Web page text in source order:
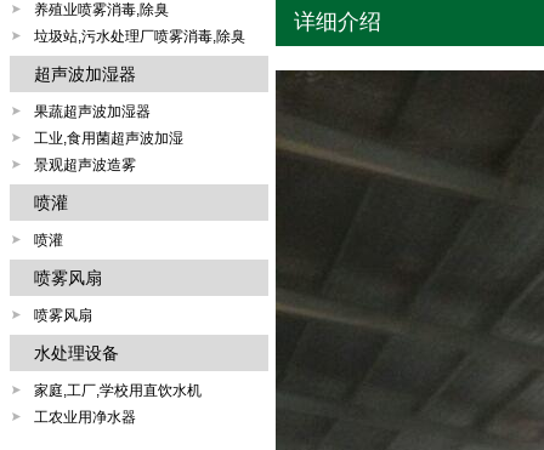
养殖业喷雾消毒,除臭
垃圾站,污水处理厂喷雾消毒,除臭
超声波加湿器
果蔬超声波加湿器
工业,食用菌超声波加湿
景观超声波造雾
喷灌
喷灌
喷雾风扇
喷雾风扇
水处理设备
家庭,工厂,学校用直饮水机
工农业用净水器
详细介绍